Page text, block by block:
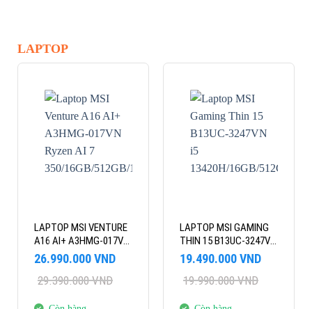
LAPTOP
-8%
LAPTOP MSI VENTURE
A16 AI+ A3HMG-017VN
RYZEN AI 7
OLED/WIN11
29.390.000VND
Giá
là:
26.990.000VND
Giá
tại
-3%
LAPTOP MSI GAMING
THIN 15 B13UC-3247VN
I5
4GB/WIN11
19.990.000VND
Giá
là:
19.490.000VND
Giá
tại